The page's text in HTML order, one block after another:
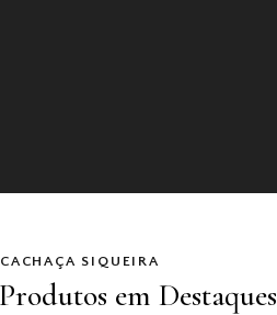
CACHAÇA SIQUEIRA
Produtos em Destaques